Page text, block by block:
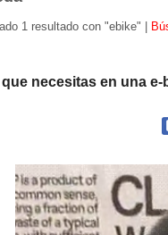
1 resultado con "ebike" |
necesitas en una e-